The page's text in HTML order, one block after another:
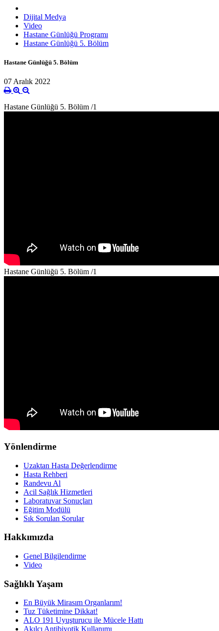
Dijital Medya
Video
Hastane Günlüğü Programı
Hastane Günlüğü 5. Bölüm
Hastane Günlüğü 5. Bölüm
07 Aralık 2022
Hastane Günlüğü 5. Bölüm /1
Hastane Günlüğü 5. Bölüm /1
Yönlendirme
Uzaktan Hasta Değerlendirme
Hasta Rehberi
Randevu Al
Acil Sağlık Hizmetleri
Laboratuvar Sonuçları
Eğitim Modülü
Sık Sorulan Sorular
Hakkımızda
Genel Bilgilendirme
Video
Sağlıklı Yaşam
En Büyük Mirasım Organlarım!
Tuz Tüketimine Dikkat!
ALO 191 Uyuşturucu ile Mücele Hattı
Akılcı Antibiyotik Kullanımı